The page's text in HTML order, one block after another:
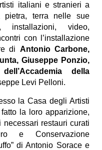
italiani e stranieri a
pietra, terra nelle sue
installazioni, video,
con l’installazione
di Antonio Carbone,
Giuseppe Ponzio,
della
Levi Pelloni.
la Casa degli Artisti
la loro apparizione,
restauri curati
e Conservazione
di Antonio Sorace e